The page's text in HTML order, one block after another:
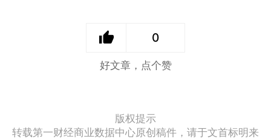
0
好文章，点个赞
版权提示
转载第一财经商业数据中心原创稿件，请于文首标明来